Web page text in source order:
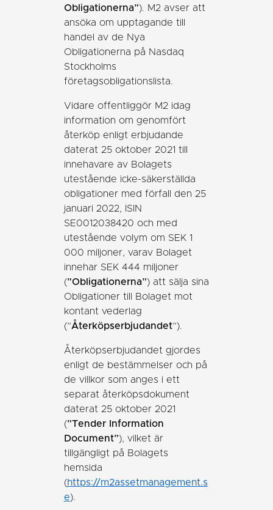
Obligationerna”). M2 avser att
ansöka om upptagande till
handel av de Nya
Obligationerna på Nasdaq
Stockholms
företagsobligationslista.
Vidare offentliggör M2 idag
information om genomfört
återköp enligt erbjudande
daterat 25 oktober 2021 till
innehavare av Bolagets
utestående icke-säkerställda
obligationer med förfall den 25
januari 2022, ISIN
SE0012038420 och med
utestående volym om SEK 1
000 miljoner, varav Bolaget
innehar SEK 444 miljoner
(”Obligationerna”) att sälja sina
Obligationer till Bolaget mot
kontant vederlag
(”Återköpserbjudandet”).
Återköpserbjudandet gjordes
enligt de bestämmelser och på
de villkor som anges i ett
separat återköpsdokument
daterat 25 oktober 2021
(”Tender Information
Document”), vilket är
tillgängligt på Bolagets
hemsida
(https://m2assetmanagement.s
e).